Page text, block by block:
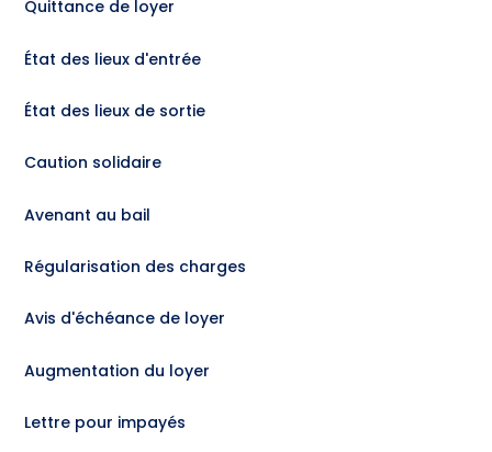
Quittance de loyer
État des lieux d'entrée
État des lieux de sortie
Caution solidaire
Avenant au bail
Régularisation des charges
Avis d'échéance de loyer
Augmentation du loyer
Lettre pour impayés